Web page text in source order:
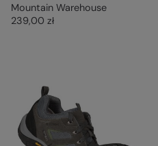
Mountain Warehouse
239,00 zł